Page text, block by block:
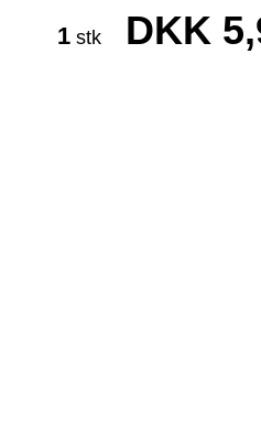
1 stk DKK